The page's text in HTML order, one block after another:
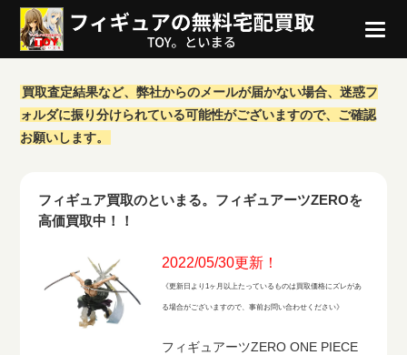
買取査定結果など、弊社からのメールが届かない場合、迷惑フ
ォルダに振り分けられている可能性がございますので、ご確認
お願いします。
フィギュア買取のといまる。フィギュアーツZEROを
高価買取中！！
2022/05/30更新！
《更新日より1ヶ月以上たっているものは買取価格にズレがあ
る場合がございますので、事前お問い合わせください》
フィギュアーツZERO ONE PIECE